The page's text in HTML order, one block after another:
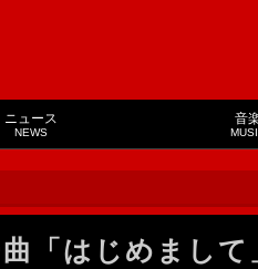
ニュース
NEWS
音
「はじめまして